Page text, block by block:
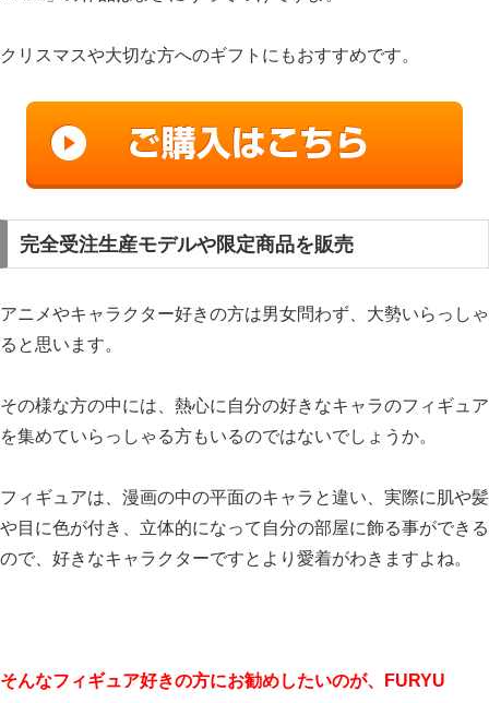
クリスマスや大切な方へのギフトにもおすすめです。
完全受注生産モデルや限定商品を販売
アニメやキャラクター好きの方は男女問わず、大勢いらっしゃ
ると思います。
その様な方の中には、熱心に自分の好きなキャラのフィギュア
を集めていらっしゃる方もいるのではないでしょうか。
フィギュアは、漫画の中の平面のキャラと違い、実際に肌や髪
や目に色が付き、立体的になって自分の部屋に飾る事ができる
ので、好きなキャラクターですとより愛着がわきますよね。
そんなフィギュア好きの方にお勧めしたいのが、FURYU